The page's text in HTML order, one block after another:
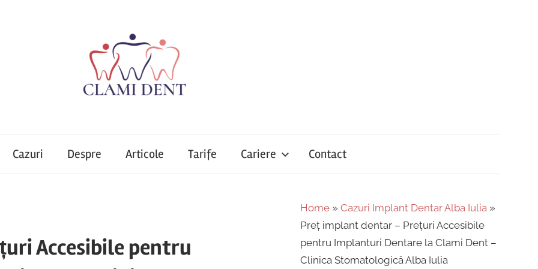
Cazuri Despre Articole Tarife Cariere Contact
Accesibile pentru
Home » Cazuri Implant Dentar Alba Iulia »
Preț implant dentar – Prețuri Accesibile
pentru Implanturi Dentare la Clami Dent –
Clinica Stomatologică Alba Iulia